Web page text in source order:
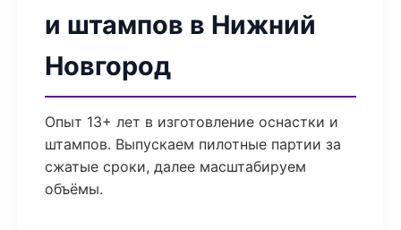
и штампов в Нижний
Новгород
Опыт 13+ лет в изготовление оснастки и
штампов. Выпускаем пилотные партии за
сжатые сроки, далее масштабируем
объёмы.